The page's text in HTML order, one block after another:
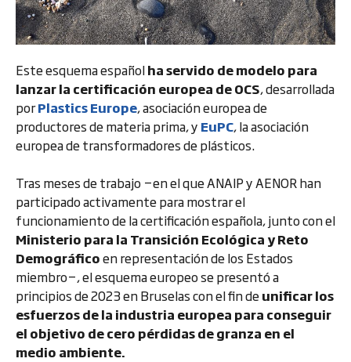
Este esquema españolha servido de modelo para
lanzar la certificación europea de OCS, desarrollada
porPlastics Europe, asociación europea de
productores de materia prima, y EuPC, la asociación
europea de transformadores de plásticos.
Tras meses de trabajo −en el que ANAIP y AENOR han
participado activamente para mostrar el
funcionamiento de la certificación española, junto con el
Ministerio para la Transición Ecológica y Reto
Demográficoen representación de los Estados
miembro−, el esquema europeo se presentó a
principios de 2023 en Bruselas con el fin deunificar los
esfuerzos de la industria europea para conseguir
el objetivo de cero pérdidas de granza en el
medio ambiente.